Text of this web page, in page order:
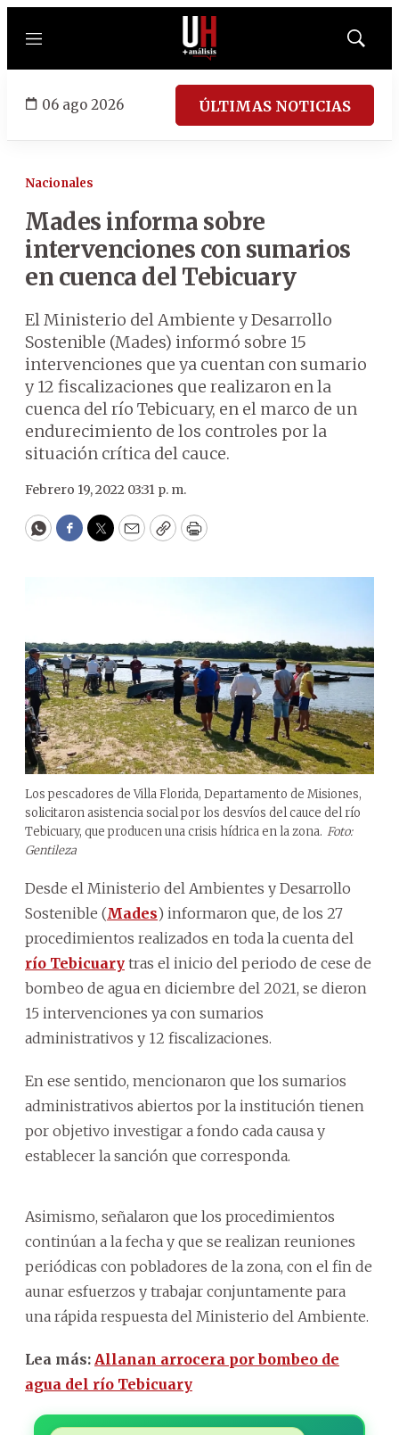
Menú
Mostrar
06 ago 2026 ÚLTIMAS NOTICIAS
Nacionales
Mades informa sobre
intervenciones con sumarios
en cuenca del Tebicuary
El Ministerio del Ambiente y Desarrollo
Sostenible (Mades) informó sobre 15
intervenciones que ya cuentan con sumario
y 12 fiscalizaciones que realizaron en la
cuenca del río Tebicuary, en el marco de un
endurecimiento de los controles por la
situación crítica del cauce.
Febrero 19, 2022 03:31 p. m.
WhatsApp
Facebook
Twitter
EmailCopyPrint
Los pescadores de Villa Florida, Departamento de Misiones,
solicitaron asistencia social por los desvíos del cauce del río
Tebicuary, que producen una crisis hídrica en la zona. Foto:
Gentileza
Desde el Ministerio del Ambientes y Desarrollo
Sostenible (Mades) informaron que, de los 27
procedimientos realizados en toda la cuenta del
río Tebicuary tras el inicio del periodo de cese de
bombeo de agua en diciembre del 2021, se dieron
15 intervenciones ya con sumarios
administrativos y 12 fiscalizaciones.
En ese sentido, mencionaron que los sumarios
administrativos abiertos por la institución tienen
por objetivo investigar a fondo cada causa y
establecer la sanción que corresponda.
Asimismo, señalaron que los procedimientos
continúan a la fecha y que se realizan reuniones
periódicas con pobladores de la zona, con el fin de
aunar esfuerzos y trabajar conjuntamente para
una rápida respuesta del Ministerio del Ambiente.
Lea más: Allanan arrocera por bombeo de
agua del río Tebicuary